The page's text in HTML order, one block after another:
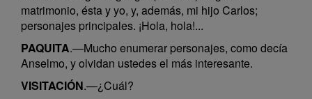
matrimonio, ésta y yo, y, además, mi hijo Carlos;
personajes principales. ¡Hola, hola!...
PAQUITA.—Mucho enumerar personajes, como decía
Anselmo, y olvidan ustedes el más interesante.
VISITACIÓN.—¿Cuál?